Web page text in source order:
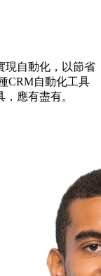
現自動化，以節省
CRM自動化工具
應有盡有。